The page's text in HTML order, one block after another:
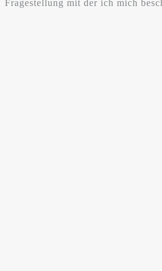
Fragestellung mit der ich mich